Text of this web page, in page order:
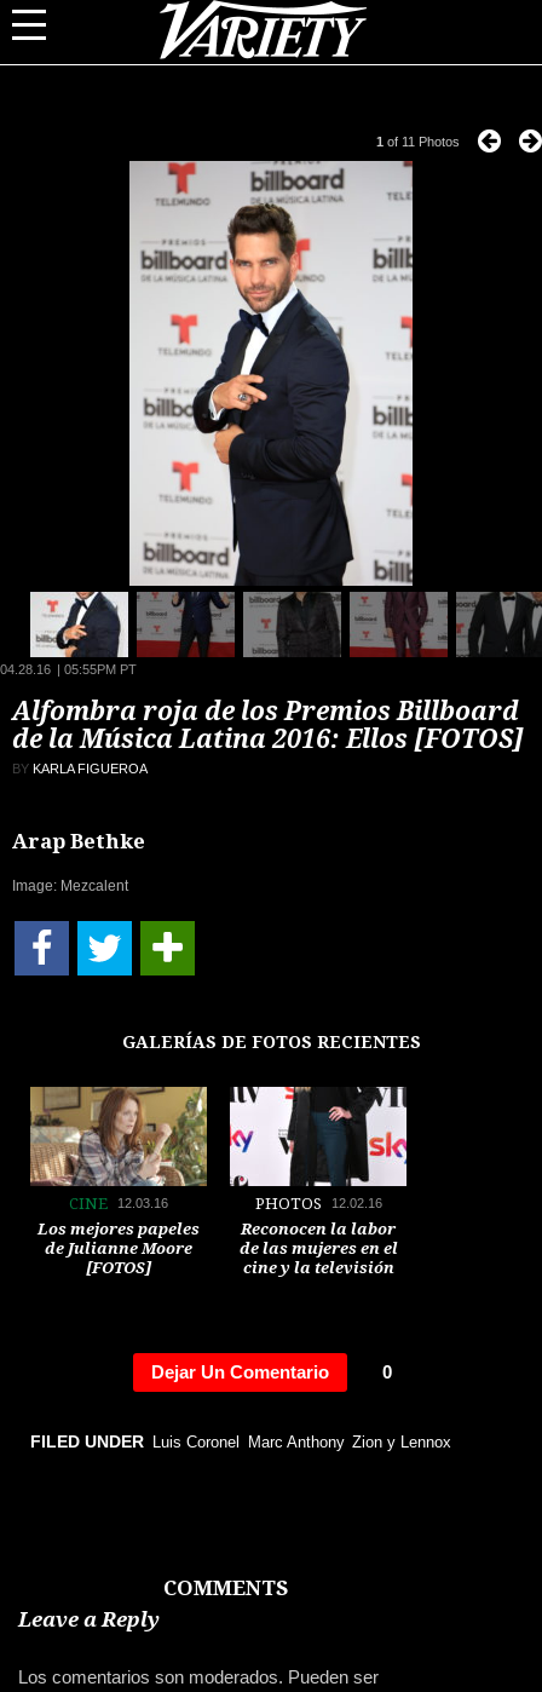
1 of 11 Photos
04.28.16 | 05:55PM PT
Alfombra roja de los Premios Billboard
de la Música Latina 2016: Ellos [FOTOS]
BY KARLA FIGUEROA
Arap Bethke
Image: Mezcalent
GALERÍAS DE FOTOS RECIENTES
CINE 12.03.16
Los mejores papeles
de Julianne Moore
[FOTOS]
PHOTOS 12.02.16
Reconocen la labor
de las mujeres en el
cine y la televisión
Príncipe Harry
Famosos en Art Basel
Britney Spears a
Fotos de #TBT de
Dejar Un Comentario 0
FILED UNDER Luis Coronel Marc Anthony Zion y Lennox
COMMENTS
Leave a Reply
Los comentarios son moderados. Pueden ser